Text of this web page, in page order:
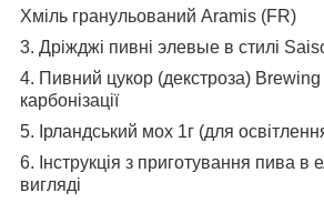
Хміль гранульований Aramis (FR)
3. Дріжджі пивні элевые в стилі
4. Пивний цукор (декстроза)
карбонізації
5. Ірландський мох 1г (для
6. Інструкція з приготування пива в
вигляді